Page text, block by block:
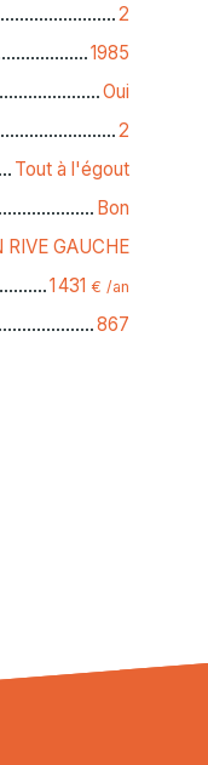
2
1985
Oui
2
Tout à l'égout
Bon
GAUCHE
1 431 € /an
867